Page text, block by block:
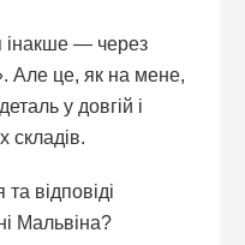
інакше — через
Але це, як на мене,
у довгій і
складів.
відповіді
Мальвіна?